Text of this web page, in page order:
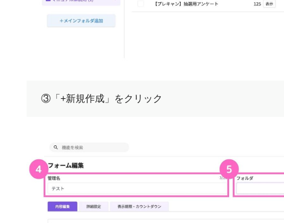
③「+新規作成」をクリック